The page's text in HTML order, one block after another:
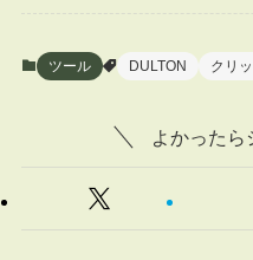
ツール DULTON クリ
よかったら